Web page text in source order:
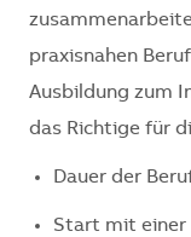
praxisnahen
Ausbildung zum
das Richtige für
Dauer der
Start mit einer